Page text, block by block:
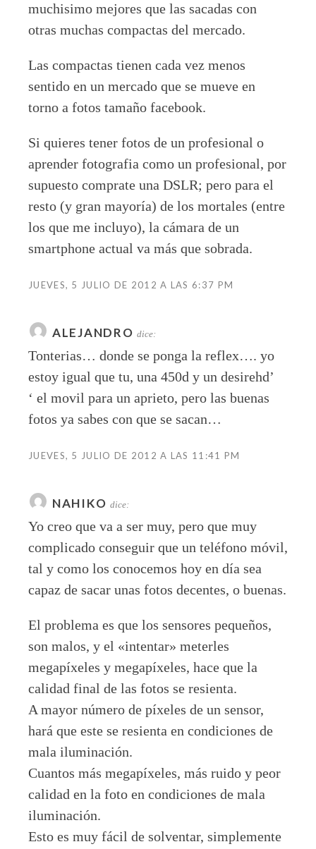
muchisimo mejores que las sacadas con
otras muchas compactas del mercado.
Las compactas tienen cada vez menos
sentido en un mercado que se mueve en
torno a fotos tamaño facebook.
Si quieres tener fotos de un profesional o
aprender fotografia como un profesional, por
supuesto comprate una DSLR; pero para el
resto (y gran mayoría) de los mortales (entre
los que me incluyo), la cámara de un
smartphone actual va más que sobrada.
JUEVES, 5 JULIO DE 2012 A LAS 6:37 PM
ALEJANDRO dice:
Tonterias… donde se ponga la reflex…. yo
estoy igual que tu, una 450d y un desirehd’
‘ el movil para un aprieto, pero las buenas
fotos ya sabes con que se sacan…
JUEVES, 5 JULIO DE 2012 A LAS 11:41 PM
NAHIKO dice:
Yo creo que va a ser muy, pero que muy
complicado conseguir que un teléfono móvil,
tal y como los conocemos hoy en día sea
capaz de sacar unas fotos decentes, o buenas.
El problema es que los sensores pequeños,
son malos, y el «intentar» meterles
megapíxeles y megapíxeles, hace que la
calidad final de las fotos se resienta.
A mayor número de píxeles de un sensor,
hará que este se resienta en condiciones de
mala iluminación.
Cuantos más megapíxeles, más ruido y peor
calidad en la foto en condiciones de mala
iluminación.
Esto es muy fácil de solventar, simplemente